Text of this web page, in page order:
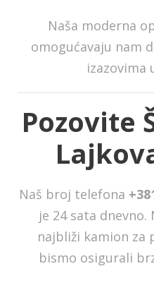
Naša moderna
omogućavaju nam
izazovima
Pozovite
Naš broj telefona
je 24 sata dnevno.
najbliži kamion za
bismo osigurali